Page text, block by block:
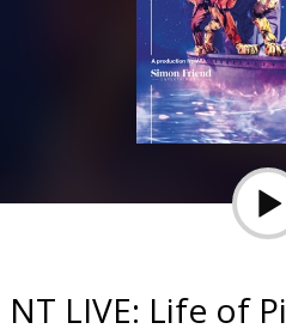
Pasākumi
NT LIVE: Life of Pi